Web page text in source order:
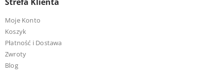
Strefa Klienta
Moje Konto
Koszyk
Płatność i Dostawa
Zwroty
Blog